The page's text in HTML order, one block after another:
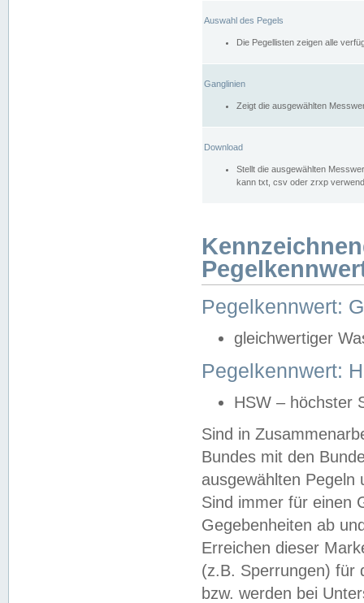
Auswahl des Pegels
Die Pegellisten zeigen alle
Ganglinien
Zeigt die ausgewählten
Download
Stellt die ausgewählten
kann txt, csv oder zrxp
Pegelkennwert:
gleichwertiger
Pegelkennwert:
HSW – höchster
Sind in
Bundes mit den
ausgewählten
Sind immer für einen
Gegebenheiten ab
Erreichen dieser
(z.B. Sperrungen) für
bzw. werden bei